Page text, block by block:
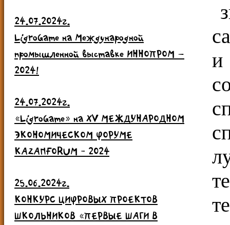
24.07.2024г.
LigroGame на Международной
промышленной выставке ИННОПРОМ –
2024!
24.07.2024г.
«LigroGame» на ХV МЕЖДУНАРОДНОМ
ЭКОНОМИЧЕСКОМ ФОРУМЕ
KAZANFORUM - 2024
25.06.2024г.
КОНКУРС ЦИФРОВЫХ ПРОЕКТОВ
ШКОЛЬНИКОВ «ПЕРВЫЕ ШАГИ В